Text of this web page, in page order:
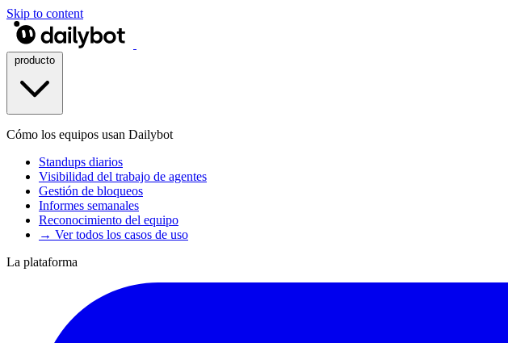
Skip to content
Cómo los equipos usan Dailybot
Standups diarios
Visibilidad del trabajo de agentes
Gestión de bloqueos
Informes semanales
Reconocimiento del equipo
→ Ver todos los casos de uso
La plataforma